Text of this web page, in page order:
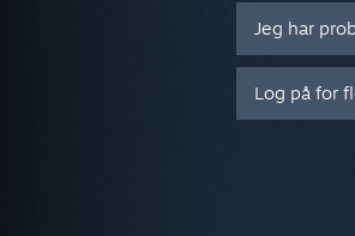
Jeg har
Log på for